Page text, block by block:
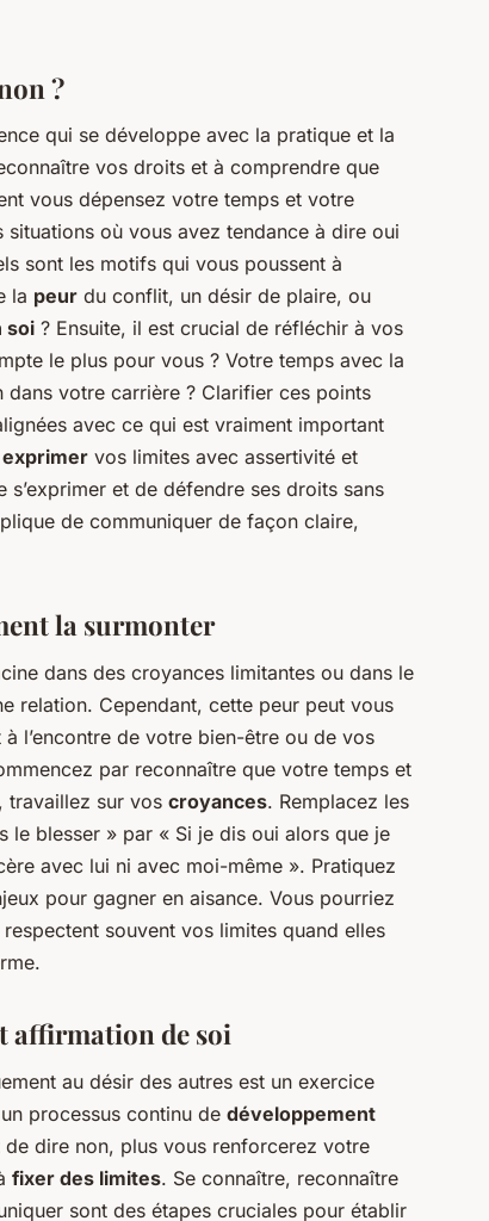
?
qui se développe avec la pratique et la
vos droits et à comprendre que
vous dépensez votre temps et votre
où vous avez tendance à dire oui
sont les motifs qui vous poussent à
la peur du conflit, un désir de plaire, ou
soi ? Ensuite, il est crucial de réfléchir à vos
le plus pour vous ? Votre temps avec la
votre carrière ? Clarifier ces points
avec ce qui est vraiment important
vos limites avec assertivité et
s’exprimer et de défendre ses droits sans
de communiquer de façon claire,
la surmonter
dans des croyances limitantes ou dans le
relation. Cependant, cette peur peut vous
l’encontre de votre bien-être ou de vos
par reconnaître que votre temps et
travaillez sur vos croyances. Remplacez les
le blesser » par « Si je dis oui alors que je
avec lui ni avec moi-même ». Pratiquez
pour gagner en aisance. Vous pourriez
souvent vos limites quand elles
affirmation de soi
au désir des autres est un exercice
processus continu de développement
de dire non, plus vous renforcerez votre
fixer des limites. Se connaître, reconnaître
sont des étapes cruciales pour établir